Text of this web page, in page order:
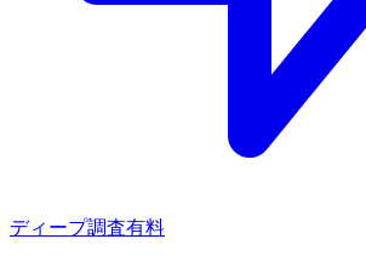
ディープ調査有料